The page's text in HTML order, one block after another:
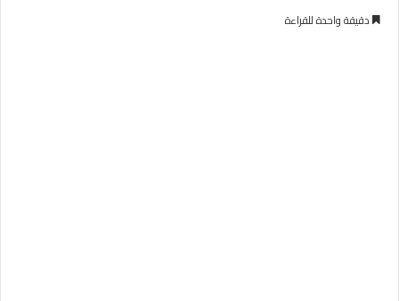
دقيقة واحدة للقراءة